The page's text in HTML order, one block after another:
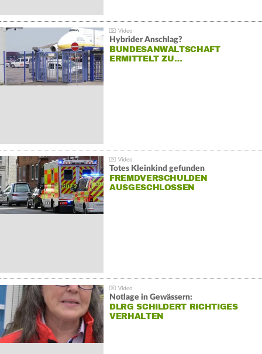
Hybrider Anschlag?
BUNDESANWALTSCHAFT
ERMITTELT ZU…
Totes Kleinkind gefunden
FREMDVERSCHULDEN
AUSGESCHLOSSEN
Notlage in Gewässern:
DLRG SCHILDERT RICHTIGES
VERHALTEN